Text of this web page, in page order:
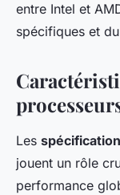
entre Intel et
spécifiques et
Les
jouent un rôle
performance